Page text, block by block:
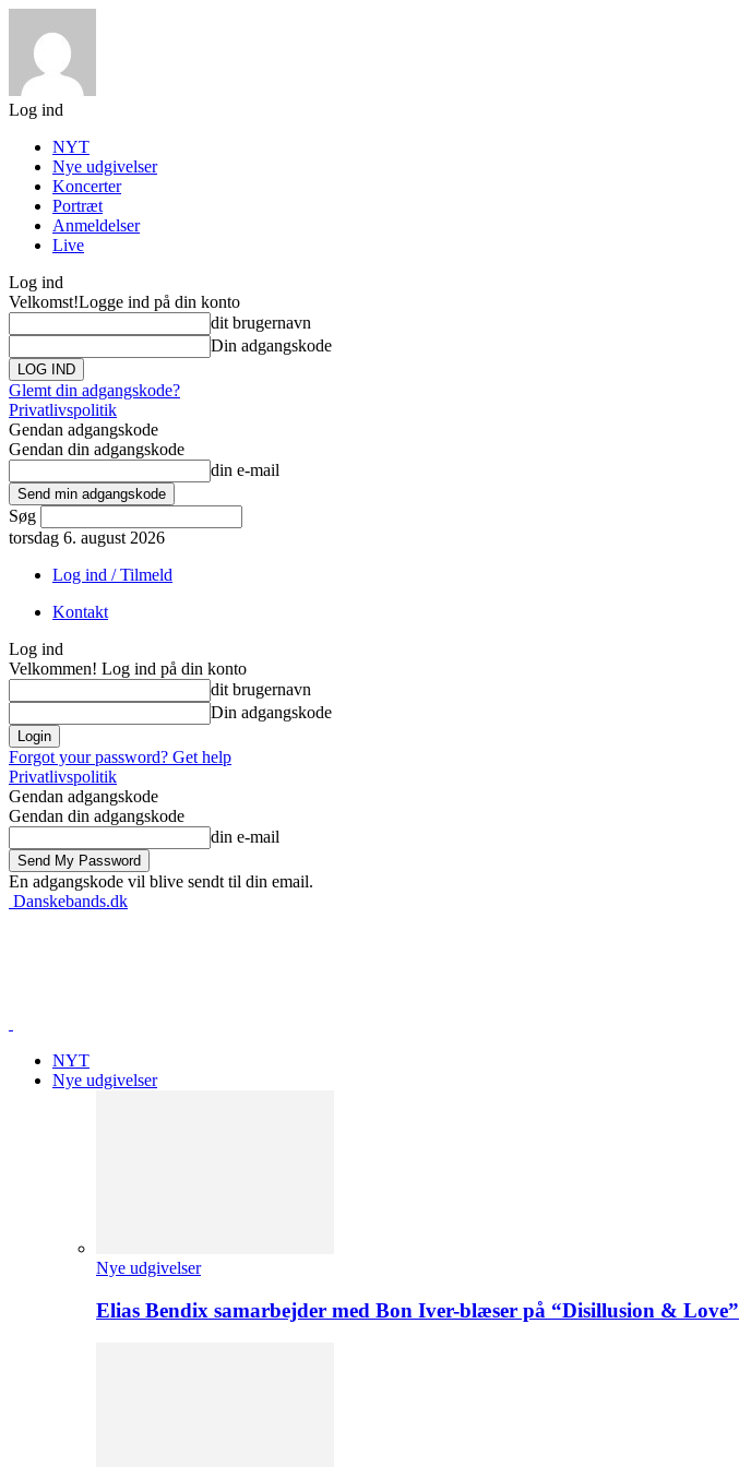
Log ind
NYT
Nye udgivelser
Koncerter
Portræt
Anmeldelser
Live
Log ind
Velkomst!Logge ind på din konto
dit brugernavn
Din adgangskode
Glemt din adgangskode?
Privatlivspolitik
Gendan adgangskode
Gendan din adgangskode
din e-mail
Søg
torsdag 6. august 2026
Log ind / Tilmeld
Kontakt
Log ind
Velkommen! Log ind på din konto
dit brugernavn
Din adgangskode
Forgot your password? Get help
Privatlivspolitik
Gendan adgangskode
Gendan din adgangskode
din e-mail
En adgangskode vil blive sendt til din email.
Danskebands.dk
NYT
Nye udgivelser
Nye udgivelser
Elias Bendix samarbejder med Bon Iver-blæser på “Disillusion & Love”